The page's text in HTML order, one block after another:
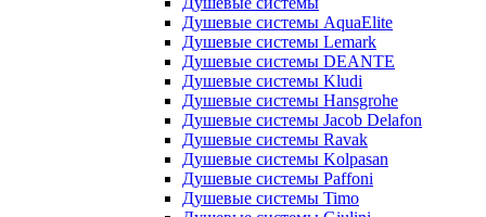
Душевые системы AquaElite
Душевые системы Lemark
Душевые системы DEANTE
Душевые системы Kludi
Душевые системы Hansgrohe
Душевые системы Jacob Delafon
Душевые системы Ravak
Душевые системы Kolpasan
Душевые системы Paffoni
Душевые системы Timo